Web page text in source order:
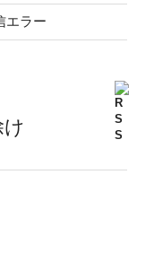
エラー
け